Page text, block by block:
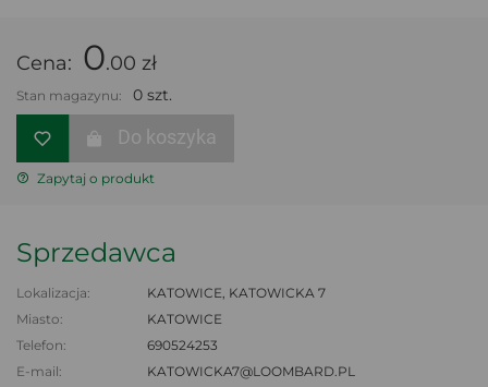
Cena: 0.00 zł
Stan magazynu: 0 szt.
Do koszyka
Zapytaj o produkt
Sprzedawca
Lokalizacja:
KATOWICE, KATOWICKA 7
Miasto:
KATOWICE
Telefon:
690524253
E-mail:
KATOWICKA7@LOOMBARD.PL